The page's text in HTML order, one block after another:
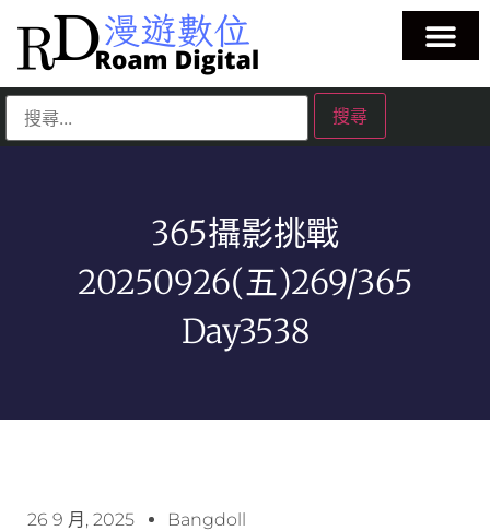
365攝影挑戰
20250926(五)269/365
Day3538
26 9 月, 2025 Bangdoll